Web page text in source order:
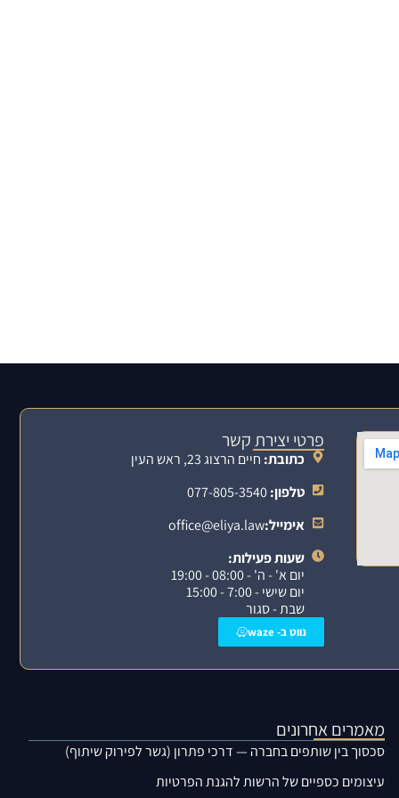
פרטי יצירת קשר
כתובת: חיים הרצוג 23, ראש העין
טלפון:077-805-3540
אימייל:office@eliya.law
שעות פעילות:
יום א' - ה' - 08:00 - 19:00
יום שישי - 7:00 - 15:00
שבת - סגור
נווט ב- waze
מאמרים אחרונים
סכסוך בין שותפים בחברה — דרכי פתרון (גשר לפירוק שיתוף)
עיצומים כספיים של הרשות להגנת הפרטיות